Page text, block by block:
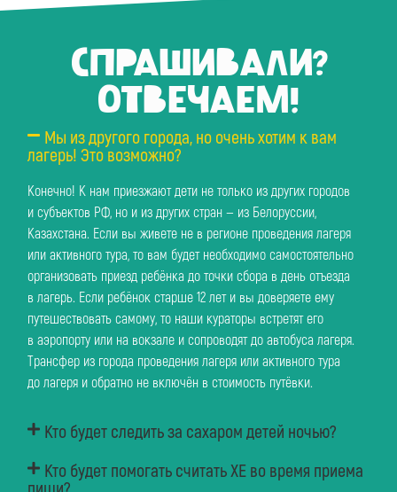
СПРАШИВАЛИ?
ОТВЕЧАЕМ!
Мы из другого города, но очень хотим к вам
лагерь! Это возможно?
Конечно! К нам приезжают дети не только из других городов
и субъектов РФ, но и из других стран — из Белоруссии,
Казахстана. Если вы живете не в регионе проведения лагеря
или активного тура, то вам будет необходимо самостоятельно
организовать приезд ребёнка до точки сбора в день отъезда
в лагерь. Если ребёнок старше 12 лет и вы доверяете ему
путешествовать самому, то наши кураторы встретят его
в аэропорту или на вокзале и сопроводят до автобуса лагеря.
Трансфер из города проведения лагеря или активного тура
до лагеря и обратно не включён в стоимость путёвки.
Кто будет следить за сахаром детей ночью?
Кто будет помогать считать ХЕ во время приема
пищи?